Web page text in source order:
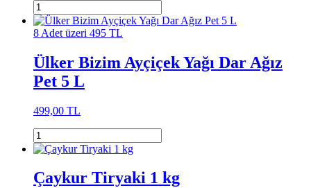
8 Adet üzeri 495 TL
Ülker Bizim Ayçiçek Yağı Dar Ağız
Pet 5 L
499,00 TL
Çaykur Tiryaki 1 kg